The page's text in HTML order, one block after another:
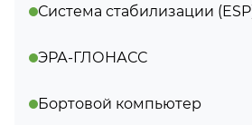
Система стабилизации
ЭРА-ГЛОНАСС
Бортовой компьютер